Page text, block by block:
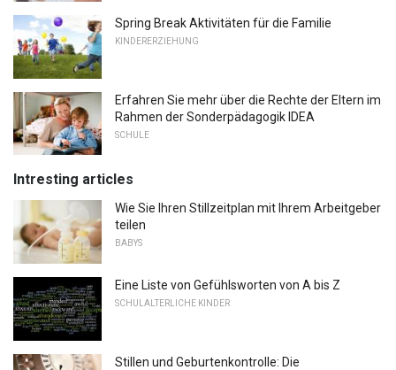
Spring Break Aktivitäten für die Familie
KINDERERZIEHUNG
Erfahren Sie mehr über die Rechte der Eltern im
Rahmen der Sonderpädagogik IDEA
SCHULE
Intresting articles
Wie Sie Ihren Stillzeitplan mit Ihrem Arbeitgeber
teilen
BABYS
Eine Liste von Gefühlsworten von A bis Z
SCHULALTERLICHE KINDER
Stillen und Geburtenkontrolle: Die